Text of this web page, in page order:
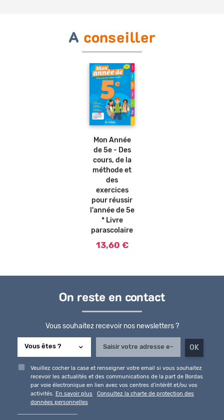
A conseiller
Mon Année
de 5e - Des
cours, de la
méthode et
des
exercices
pour réussir
l'année de 5e
* Livre
parascolaire
13,60 €
On reste en contact
Vous souhaitez recevoir nos newsletters ?
Veuillez cocher la case et renseigner votre email si vous souhaitez
recevoir les actualités et des communications de la part de Bordas
par voie électronique en lien avec vos centres d'intérêt et/ou vos
activités. En savoir plus
Consultez la charte de protection des
données personnelles